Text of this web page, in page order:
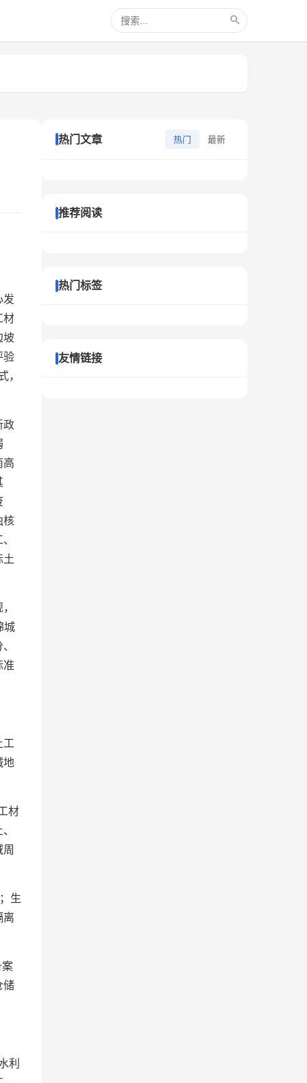
发
材
坡
验
政
高
核
土
城
准
工
地
材
生
离
储
利
热门文章 热门 最新
推荐阅读
热门标签
友情链接